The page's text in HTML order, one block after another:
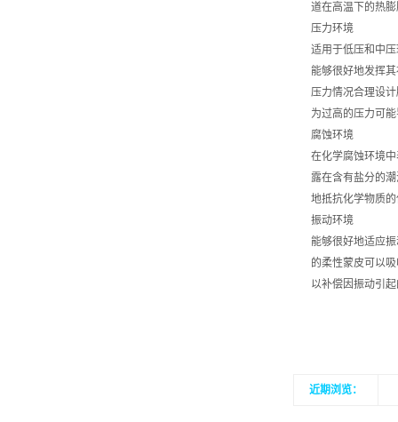
道在高温下的热
压力环境
适用于低压和中
能够很好地发挥
压力情况合理设
为过高的压力可
腐蚀环境
在化学腐蚀环境
露在含有盐分的
地抵抗化学物质
振动环境
能够很好地适应
的柔性蒙皮可以
以补偿因振动引
近期浏览：